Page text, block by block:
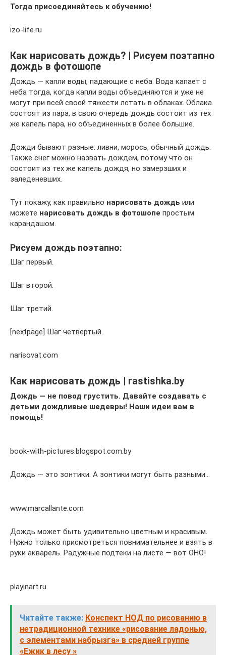
Тогда присоединяйтесь к обучению!
izo-life.ru
Как нарисовать дождь? | Рисуем поэтапно
дождь в фотошопе
Дождь — капли воды, падающие с неба. Вода капает с
неба тогда, когда капли воды объединяются и уже не
могут при всей своей тяжести летать в облаках. Облака
состоят из пара, в свою очередь дождь состоит из тех
же капель пара, но объединенных в более большие.
Дожди бывают разные: ливни, морось, обычный дождь.
Также снег можно назвать дождем, потому что он
состоит из тех же капель дождя, но замерзших и
заледеневших.
Тут покажу, как правильно нарисовать дождь или
можете нарисовать дождь в фотошопе простым
карандашом.
Рисуем дождь поэтапно:
Шаг первый.
Шаг второй.
Шаг третий.
[nextpage] Шаг четвертый.
narisovat.com
Как нарисовать дождь | rastishka.by
Дождь — не повод грустить. Давайте создавать с
детьми дождливые шедевры! Наши идеи вам в
помощь!
book-with-pictures.blogspot.com.by
Дождь — это зонтики. А зонтики могут быть разными…
www.marcallante.com
Дождь может быть удивительно цветным и красивым.
Нужно только присмотреться повнимательнее и взять в
руки акварель. Радужные подтеки на листе — вот ОНО!
playinart.ru
Читайте также: Конспект НОД по рисованию в
нетрадиционной технике «рисование ладонью,
с элементами набрызга» в средней группе
«Ежик в лесу »